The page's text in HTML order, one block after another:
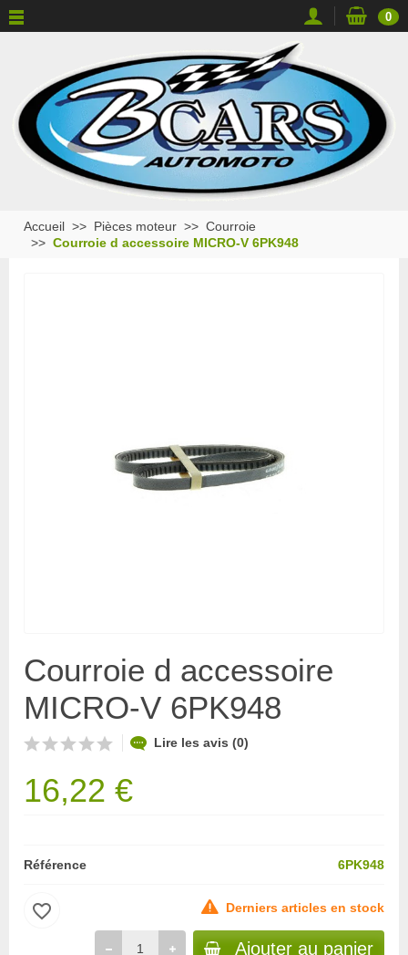
0
Accueil Pièces moteur
Courroie
Courroie d accessoire MICRO-V 6PK948
Courroie d accessoire
MICRO-V 6PK948
Lire les avis (0)
16,22 €
Référence 6PK948
Derniers articles en stock
Ajouter au panier
favorite_border